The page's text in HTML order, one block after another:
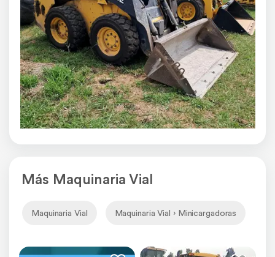
Más Maquinaria Vial
Maquinaria Vial Maquinaria Vial › Minicargadoras